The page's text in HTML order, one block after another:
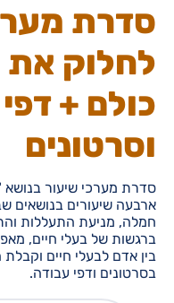
סדרת
לחלוק
כולם +
וסרטונים
סדרת מערכי שיעור
ארבעה שיעורים בנושאים
חמלה, מניעת התעללות
ברגשות של בעלי חיים,
בין אדם לבעלי חיים
בסרטונים ודפי עבודה.